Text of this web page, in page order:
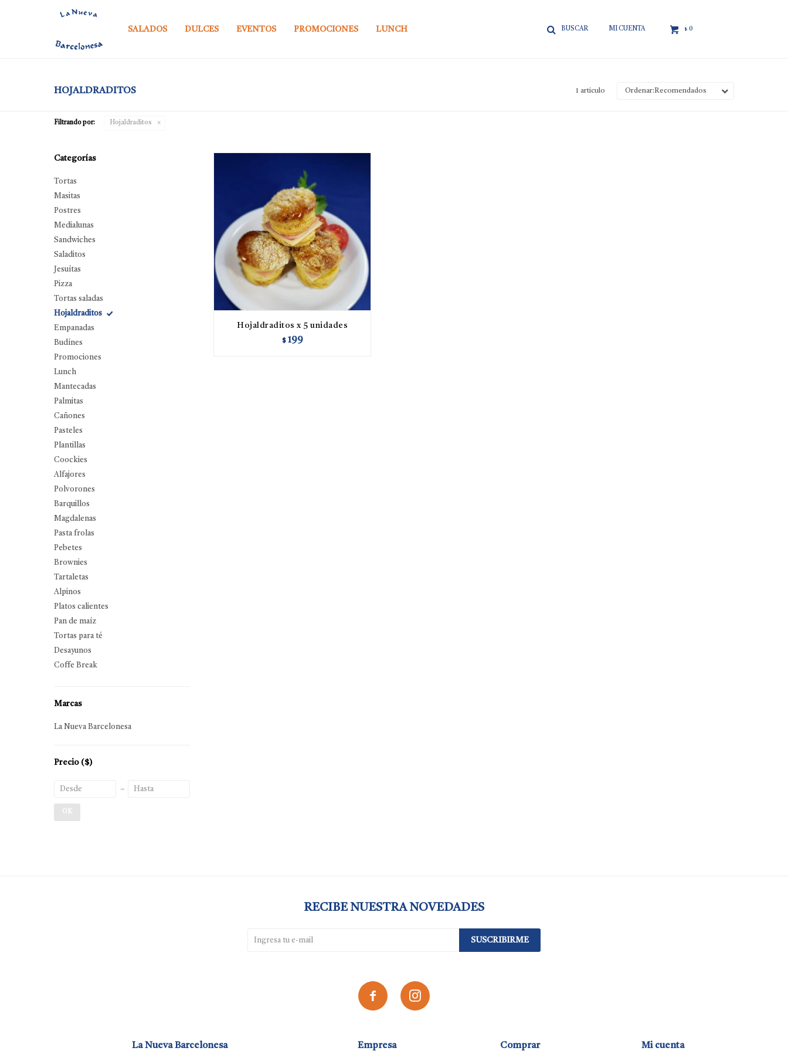
SALADOS DULCES EVENTOS PROMOCIONES LUNCH $ 0
HOJALDRADITOS 1 artículo Recomendados
Filtrando por: Hojaldraditos
Hojaldraditos x 5 unidades
$ 199
Categorías
Tortas
Masitas
Postres
Medialunas
Sandwiches
Saladitos
Jesuítas
Pizza
Tortas saladas
Hojaldraditos
Empanadas
Budínes
Promociones
Lunch
Mantecadas
Palmitas
Cañones
Pasteles
Plantillas
Coockies
Alfajores
Polvorones
Barquillos
Magdalenas
Pasta frolas
Pebetes
Brownies
Tartaletas
Alpinos
Platos calientes
Pan de maíz
Tortas para té
Desayunos
Coffe Break
Marcas
La Nueva Barcelonesa
Precio ($)
OK
La Nueva Barcelonesa Empresa Comprar Mi cuenta
RECIBE NUESTRA NOVEDADES
SUSCRIBIRME
 